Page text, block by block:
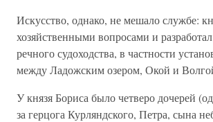
Искусство, однако, не мешало службе:
хозяйственными вопросами и
речного судоходства, в частности
между Ладожским озером, Окой и
У князя Бориса было четверо дочерей
за герцога Курляндского, Петра, сына